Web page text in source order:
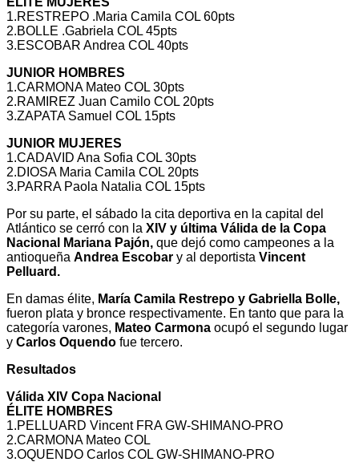
1.RESTREPO .Maria Camila COL 60pts
2.BOLLE .Gabriela COL 45pts
3.ESCOBAR Andrea COL 40pts
JUNIOR HOMBRES
1.CARMONA Mateo COL 30pts
2.RAMIREZ Juan Camilo COL 20pts
3.ZAPATA Samuel COL 15pts
JUNIOR MUJERES
1.CADAVID Ana Sofia COL 30pts
2.DIOSA Maria Camila COL 20pts
3.PARRA Paola Natalia COL 15pts
Por su parte, el sábado la cita deportiva en la capital del
Atlántico se cerró con la XIV y última Válida de la Copa
Nacional Mariana Pajón, que dejó como campeones a la
antioqueña Andrea Escobar y al deportista Vincent
Pelluard.
En damas élite, María Camila Restrepo y Gabriella Bolle,
fueron plata y bronce respectivamente. En tanto que para la
categoría varones, Mateo Carmona ocupó el segundo lugar
y Carlos Oquendo fue tercero.
Resultados
Válida XIV Copa Nacional
ÉLITE HOMBRES
1.PELLUARD Vincent FRA GW-SHIMANO-PRO
2.CARMONA Mateo COL
3.OQUENDO Carlos COL GW-SHIMANO-PRO